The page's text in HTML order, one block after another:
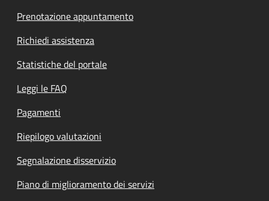
Prenotazione appuntamento
Richiedi assistenza
Statistiche del portale
Leggi le FAQ
Pagamenti
Riepilogo valutazioni
Segnalazione disservizio
Piano di miglioramento dei servizi